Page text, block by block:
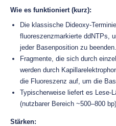
Wie es funktioniert (kurz):
Die klassische Dideoxy-
fluoreszenzmarkierte ddNTPs,
jeder Basenposition zu beenden.
Fragmente, die sich durch
werden durch
die Fluoreszenz auf, um die
Typischerweise liefert es Lese-
(nutzbarer Bereich ~500–800
Stärken: